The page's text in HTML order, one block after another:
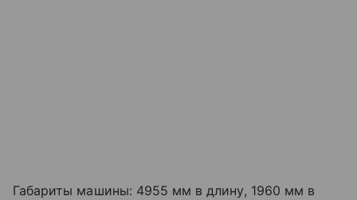
Габариты машины: 4955 мм в длину, 1960 мм в